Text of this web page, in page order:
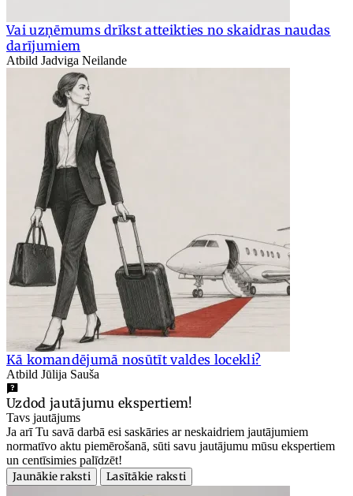
Vai uzņēmums drīkst atteikties no skaidras naudas
darījumiem
Atbild Jadviga Neilande
Kā komandējumā nosūtīt valdes locekli?
Atbild Jūlija Sauša
Uzdod jautājumu ekspertiem!
Tavs jautājums
Ja arī Tu savā darbā esi saskāries ar neskaidriem jautājumiem
normatīvo aktu piemērošanā, sūti savu jautājumu mūsu ekspertiem
un centīsimies palīdzēt!
Jaunākie raksti
Lasītākie raksti